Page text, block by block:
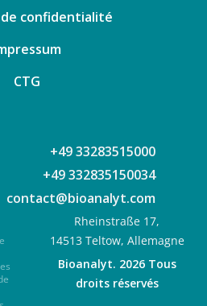
confidentialité
CTG
+49 33283515000
+49 332835150034
contact@bioanalyt.com
Rheinstraße 17,
14513 Teltow, Allemagne
Bioanalyt. 2026 Tous
droits réservés